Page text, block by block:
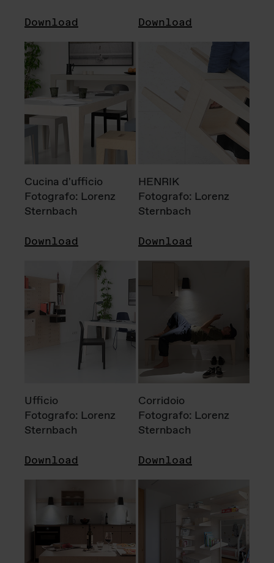
Download Download
Cucina d'ufficio
Fotografo: Lorenz
Sternbach
Download
HENRIK
Fotografo: Lorenz
Sternbach
Download
Ufficio
Fotografo: Lorenz
Sternbach
Download
Corridoio
Fotografo: Lorenz
Sternbach
Download